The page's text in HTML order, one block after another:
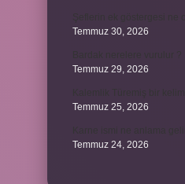
Temmuz 30, 2026
Temmuz 29, 2026
Temmuz 25, 2026
Temmuz 24, 2026